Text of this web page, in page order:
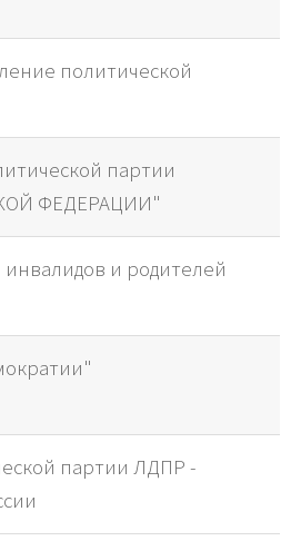
политической
партии
ФЕДЕРАЦИИ"
и родителей
партии ЛДПР -